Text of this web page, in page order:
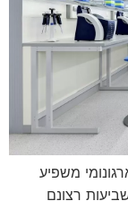
משפיע
רצונם